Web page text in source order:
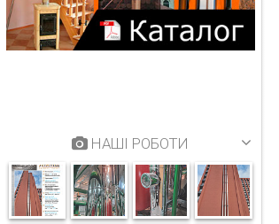
НАШІ РОБОТИ